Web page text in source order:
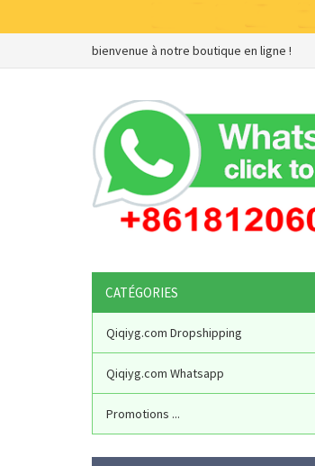
bienvenue à notre boutique en ligne !
CATÉGORIES
Qiqiyg.com Dropshipping
Qiqiyg.com Whatsapp
Promotions ...